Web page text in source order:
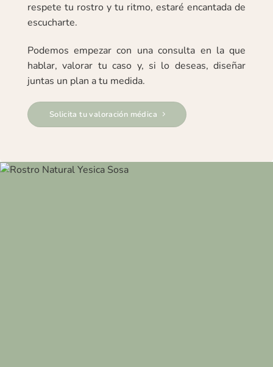
respete tu rostro y tu ritmo, estaré encantada de
escucharte.
Podemos empezar con una consulta en la que
hablar, valorar tu caso y, si lo deseas, diseñar
juntas un plan a tu medida.
Solicita tu valoración médica